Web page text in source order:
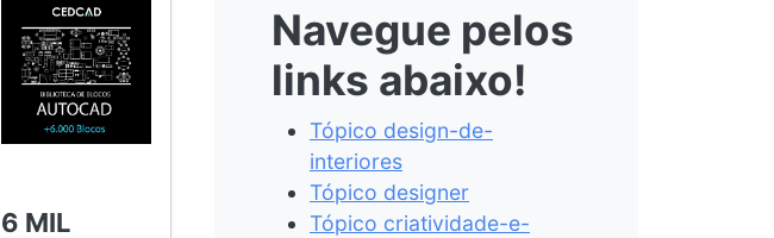
6 MIL
Navegue pelos
links abaixo!
Tópico design-de-
interiores
Tópico designer
Tópico criatividade-e-